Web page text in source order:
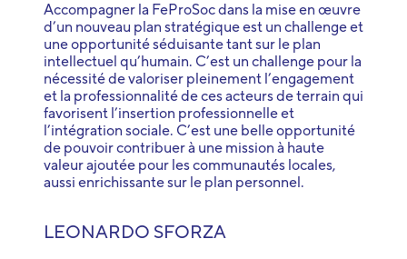
Accompagner la FeProSoc dans la mise en œuvre
d’un nouveau plan stratégique est un challenge et
une opportunité séduisante tant sur le plan
intellectuel qu’humain. C’est un challenge pour la
nécessité de valoriser pleinement l’engagement
et la professionnalité de ces acteurs de terrain qui
favorisent l’insertion professionnelle et
l’intégration sociale. C’est une belle opportunité
de pouvoir contribuer à une mission à haute
valeur ajoutée pour les communautés locales,
aussi enrichissante sur le plan personnel.
LEONARDO SFORZA